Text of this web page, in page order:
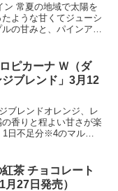
常夏の地域で太陽を
ような甘くてジューシ
の甘みと、パインアッ
ピカーナ Ｗ（ダ
ブレンド」3月12
ブレンドオレンジ、レ
香りと程よい甘さが楽
1日不足分※4のマルチ
茶 チョコレート
27日発売）